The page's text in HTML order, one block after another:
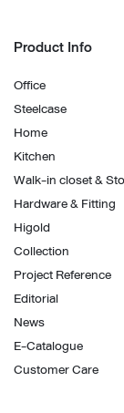
Product Info
Office
Steelcase
Home
Kitchen
Walk-in closet &
Hardware & Fitting
Higold
Collection
Project Reference
Editorial
News
E-Catalogue
Customer Care